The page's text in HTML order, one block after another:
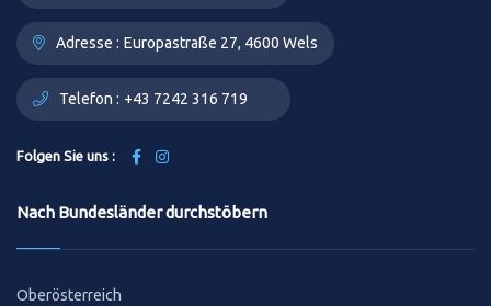
Adresse : Europastraße 27, 4600 Wels
Telefon : +43 7242 316 719
Folgen Sie uns :
Nach Bundesländer durchstöbern
Oberösterreich